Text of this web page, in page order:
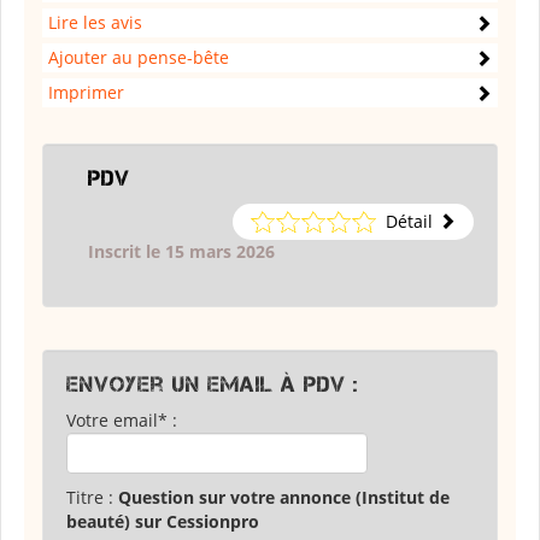
Lire les avis
Ajouter au pense-bête
Imprimer
PDV
Détail
Inscrit le 15 mars 2026
Envoyer un email à PDV :
Votre email* :
Titre : Question sur votre annonce (Institut de
beauté) sur Cessionpro